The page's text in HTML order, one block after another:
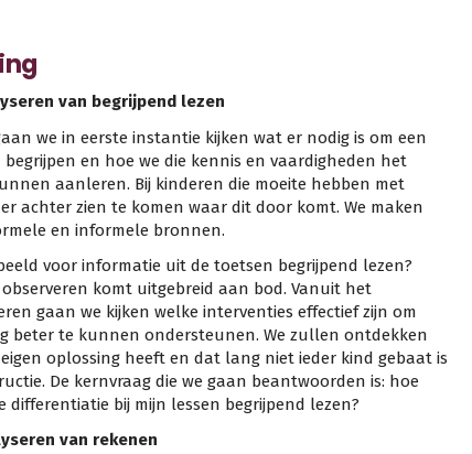
van begrijpend lezen
we in eerste instantie kijken wat er nodig is om een
en hoe we die kennis en vaardigheden het
aanleren. Bij kinderen die moeite hebben met
achter zien te komen waar dit door komt. We maken
en informele bronnen.
voor informatie uit de toetsen begrijpend lezen?
komt uitgebreid aan bod. Vanuit het
gaan we kijken welke interventies effectief zijn om
beter te kunnen ondersteunen. We zullen ontdekken
oplossing heeft en dat lang niet ieder kind gebaat is
De kernvraag die we gaan beantwoorden is: hoe
differentiatie bij mijn lessen begrijpend lezen?
van rekenen